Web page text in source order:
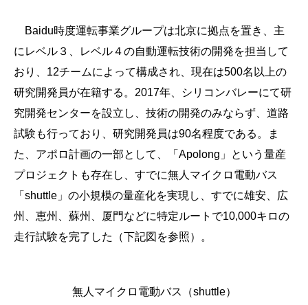
Baidu時度運転事業グループは北京に拠点を置き、主
にレベル３、レベル４の自動運転技術の開発を担当して
おり、12チームによって構成され、現在は500名以上の
研究開発員が在籍する。2017年、シリコンバレーにて研
究開発センターを設立し、技術の開発のみならず、道路
試験も行っており、研究開発員は90名程度である。ま
た、アポロ計画の一部として、「Apolong」という量産
プロジェクトも存在し、すでに無人マイクロ電動バス
「shuttle」の小規模の量産化を実現し、すでに雄安、広
州、恵州、蘇州、厦門などに特定ルートで10,000キロの
走行試験を完了した（下記図を参照）。
無人マイクロ電動バス（shuttle）